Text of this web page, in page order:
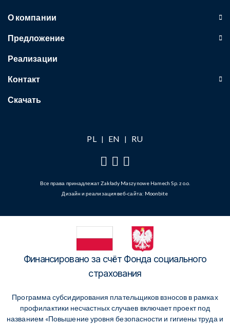
О компании
Предложение
Реализации
Контакт
Скачать
PL | EN | RU
Все права принадлежат Zakłady Maszynowe Hamech Sp. z o.o.
Дизайн и реализация веб-сайта: Moonbite
Финансировано за счёт Фонда социального
страхования
Программа субсидирования плательщиков взносов в рамках
профилактики несчастных случаев включает проект под
названием «Повышение уровня безопасности и гигиены труда и